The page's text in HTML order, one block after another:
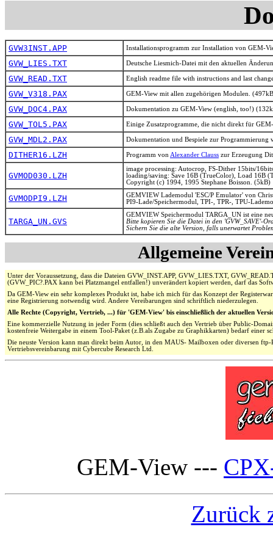
GVW3INST.APP Installationsprogramm zur Installation von GEM-
GVW_LIES.TXT Deutsche Liesmich-Datei mit den aktuellen
GVW_READ.TXT English readme file with instructions and last
GVW_V318.PAX GEM-View mit allen zugehörigen Modulen.
GVW_DOC4.PAX Dokumentation zu GEM-View (english, too!)
GVW_TOL5.PAX Einige Zusatzprogramme, die nicht direkt für
GVW_MDL2.PAX Dokumentation und Bespiele zur
DITHER16.LZH Programm vonAlexander Clauss zur Erzeugung
GVMOD030.LZH
image processing: Autocrop, FS-Dither 15bits/
loading/saving: Save 16B (TrueColor), Load 16B
Copyright (c) 1994, 1995 Stephane Boisson. (5kB)
GVMODPI9.LZH
GEMVIEW Lademodul 'ESC/P Emulator' von
PI9-Lade/Speichermodul, TPI-, TPR-, TPU-
TARGA_UN.GVS
GEMVIEW Speichermodul TARGA_UN ist eine
Bitte kopieren Sie die Datei in den 'GVW_SAVE'-
Sichern Sie die alte Version, falls unerwartet
Allgemeine
Unter der Voraussetzung, dass die Dateien GVW_INST.APP, GVW_LIES.TXT,
(GVW_PIC?.PAX kann bei Platzmangel entfallen!) unverändert kopiert werden, darf das
Da GEM-View ein sehr komplexes Produkt ist, habe ich mich für das Konzept der
eine Registrierung notwendig wird. Andere Vereibarungen sind schriftlich niederzulegen.
Alle Rechte (Copyright, Vertrieb, ...) für 'GEM-View' bis einschließlich der aktuellen
Eine kommerzielle Nutzung in jeder Form (dies schließt auch den Vertrieb über Public-
kostenfreie Weitergabe in einem Tool-Paket (z.B.als Zugabe zu Graphikkarten) bedarf einer
Die neuste Version kann man direkt beim Autor, in den MAUS- Mailboxen oder diversen
Vertriebsvereinbarung mit Cybercube Research Ltd.
GEM-View ---
Zurück